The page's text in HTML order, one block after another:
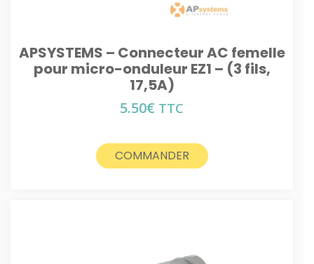
APSYSTEMS – Connecteur AC femelle
pour micro-onduleur EZ1 – (3 fils,
17,5A)
5.50€ TTC
COMMANDER